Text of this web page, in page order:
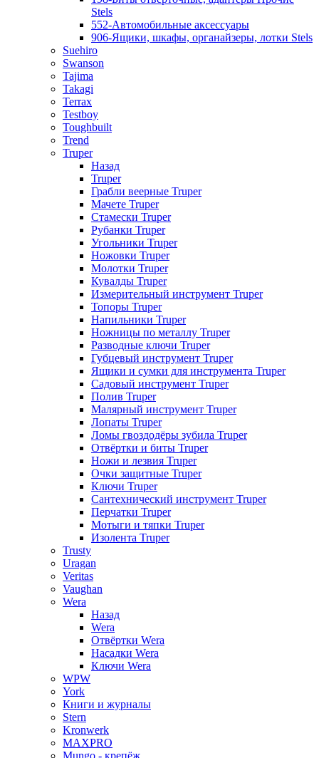
Stels
552-Автомобильные аксессуары
906-Ящики, шкафы, органайзеры, лотки Stels
Suehiro
Swanson
Tajima
Takagi
Terrax
Testboy
Toughbuilt
Trend
Truper
Назад
Truper
Грабли веерные Truper
Мачете Truper
Стамески Truper
Рубанки Truper
Угольники Truper
Ножовки Truper
Молотки Truper
Кувалды Truper
Измерительный инструмент Truper
Топоры Truper
Напильники Truper
Ножницы по металлу Truper
Разводные ключи Truper
Губцевый инструмент Truper
Ящики и сумки для инструмента Truper
Садовый инструмент Truper
Полив Truper
Малярный инструмент Truper
Лопаты Truper
Ломы гвоздодёры зубила Truper
Отвёртки и биты Truper
Ножи и лезвия Truper
Очки защитные Truper
Ключи Truper
Сантехнический инструмент Truper
Перчатки Truper
Мотыги и тяпки Truper
Изолента Truper
Trusty
Uragan
Veritas
Vaughan
Wera
Назад
Wera
Отвёртки Wera
Насадки Wera
Ключи Wera
WPW
York
Книги и журналы
Stern
Kronwerk
MAXPRO
Mungo - крепёж